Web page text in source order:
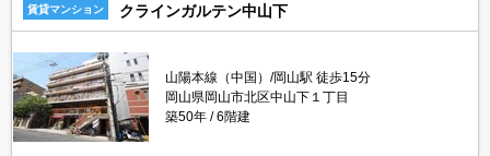
賃貸マンション クラインガルテン中山下
山陽本線（中国）/岡山駅 徒歩15分
岡山県岡山市北区中山下１丁目
築50年
6階建